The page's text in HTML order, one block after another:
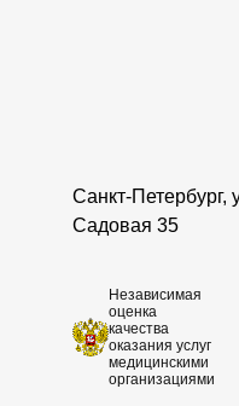
Санкт-Петербург,
Садовая 35
Независимая
оценка
качества
оказания услуг
медицинскими
организациями